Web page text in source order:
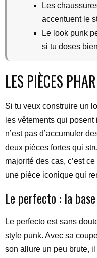
Les
accentuent le
Le look punk
si tu doses
LES PIÈCES
Si tu veux construire un
les vêtements qui posent
n’est pas d’accumuler
deux pièces fortes qui
majorité des cas, c’est
une pièce iconique qui
Le perfecto : la
Le perfecto est sans
style punk. Avec sa
son allure un peu brute,